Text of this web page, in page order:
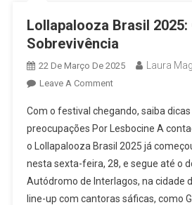
Violência
De
Gênero
Lollapalooza Brasil 2025:
Sobrevivência
22 De Março De 2025 Laura
Leave A CommentOn
Brasil
2025:
Guia
De
Sobrevivência
Com o festival chegando, saiba
preocupações Por Lesbocine A
o Lollapalooza Brasil 2025 já
nesta sexta-feira, 28, e segue até o
Autódromo de Interlagos, na cidade
line-up com cantoras sáficas, como